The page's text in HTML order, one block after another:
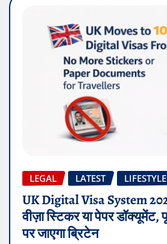
LEGAL LATEST LIFESTYLE
UK Digital Visa System
वीज़ा स्टिकर या पेपर डॉक्यूमेंट,
पर जाएगा ब्रिटेन